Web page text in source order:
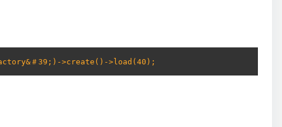
＃39;)->create()->load(40);